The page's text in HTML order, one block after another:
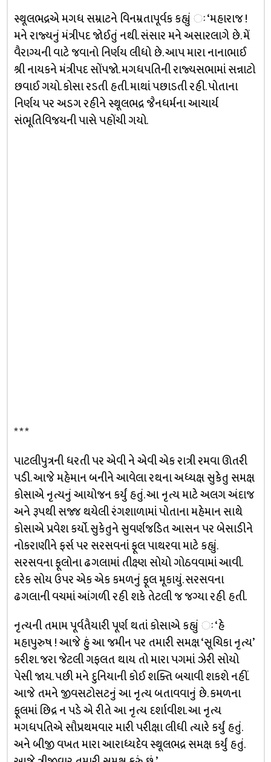
સ્થૂલભદ્રએ મગધ સમ્રાટને વિનમ્રતાપૂર્વક કહ્યું ઃ ‘મહારાજ !
મને રાજ્યનું મંત્રીપદ જોઈતું નથી. સંસાર મને અસારલાગે છે. મેં
વૈરાગ્યની વાટે જવાનો નિર્ણય લીધો છે. આપ મારા નાનાભાઈ
શ્રી નાયકને મંત્રીપદ સોંપજો. મગધપતિની રાજ્યસભામાં સન્નાટો
છવાઈ ગયો. કોસા રડતી હતી. માથાં પછાડતી રહી. પોતાના
નિર્ણય પર અડગ રહીને સ્થૂલભદ્ર જૈનધર્મના આચાર્ય
સંભૂતિવિજયની પાસે પહોંચી ગયો.
* * *
પાટલીપુત્રની ધરતી પર એવી ને એવી એક રાત્રી રમવા ઊતરી
પડી. આજે મહેમાન બનીને આવેલા રથના અધ્યક્ષ સુકેતુ સમક્ષ
કોસાએ નૃત્યનું આયોજન કર્યું હતું. આ નૃત્ય માટે અલગ અંદાજ
અને રૂપથી સજ્જ થયેલી રંગશાળામાં પોતાના મહેમાન સાથે
કોસાએ પ્રવેશ કર્યો. સુકેતુને સુવર્ણજડિત આસન પર બેસાડીને
નોકરાણીને ફર્સ પર સરસવનાં ફૂલ પાથરવા માટે કહ્યું.
સરસવના ફૂલોના ઢગલામાં તીક્ષ્ણ સોયો ગોઠવવામાં આવી.
દરેક સોય ઉપર એક એક કમળનું ફૂલ મૂકાયું. સરસવના
ઢગલાની વચમાં આંગળી રહી શકે તેટલી જ જગ્યા રહી હતી.
નૃત્યની તમામ પૂર્વતૈયારી પૂર્ણ થતાં કોસાએ કહ્યું ઃ ‘હે
મહાપુરુષ ! આજે હું આ જમીન પર તમારી સમક્ષ ‘સૂચિકા નૃત્ય’
કરીશ. જરા જેટલી ગફલત થાય તો મારા પગમાં ઝેરી સોયો
પેસી જાય. પછી મને દુનિયાની કોઈ શક્તિ બચાવી શકશે નહીં.
આજે તમને જીવસટોસટનું આ નૃત્ય બતાવવાનું છે. કમળના
ફૂલમાં છિદ્ર ન પડે એ રીતે આ નૃત્ય દર્શાવીશ. આ નૃત્ય
મગધપતિએ સૌપ્રથમવાર મારી પરીક્ષા લીધી ત્યારે કર્યું હતું.
અને બીજી વખત મારા આરાધ્યદેવ સ્થૂલભદ્ર સમક્ષ કર્યું હતું.